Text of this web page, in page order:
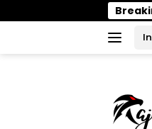
ke
PELTI Parigi